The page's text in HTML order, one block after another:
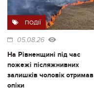
ПОДІЇ
05.08.26
На Рівненщині під час
пожежі післяжнивних
залишків чоловік отримав
опіки